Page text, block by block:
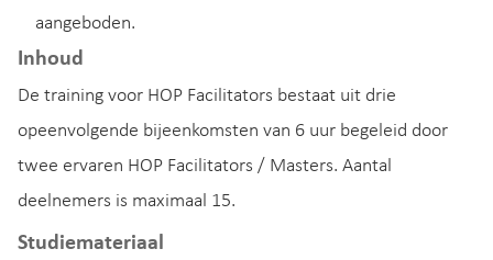
aangeboden.
Inhoud
De training voor HOP Facilitators bestaat uit drie
opeenvolgende bijeenkomsten van 6 uur begeleid door
twee ervaren HOP Facilitators / Masters. Aantal
deelnemers is maximaal 15.
Studiemateriaal